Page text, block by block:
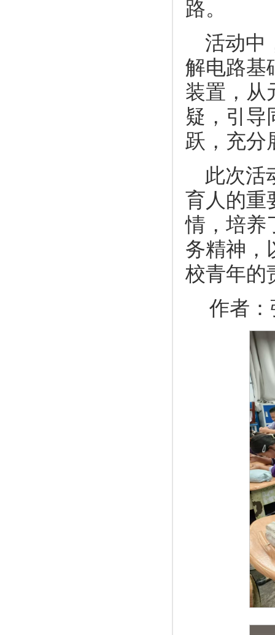
路。
活动中
解电路基
装置，从
疑，引导
跃，充分
此次活
育人的重
情，培养
务精神，
校青年的
作者